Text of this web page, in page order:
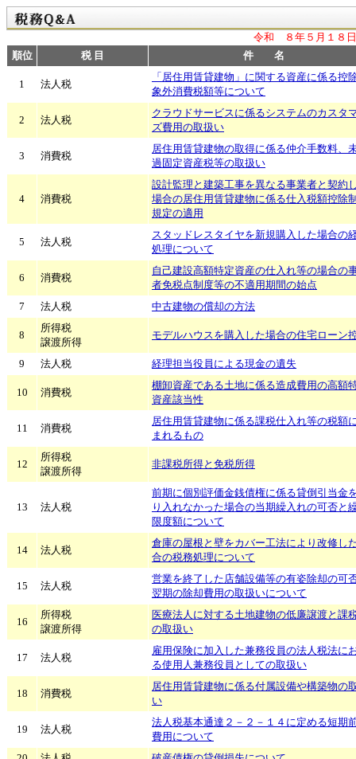
令和 ８年５月１８
順位
税 目 件 名
1 法人税
「居住用賃貸建物」に関する資産に係る控
象外消費税額等について
2 法人税
クラウドサービスに係るシステムのカスタ
ズ費用の取扱い
3 消費税
居住用賃貸建物の取得に係る仲介手数料、
過固定資産税等の取扱い
4 消費税
設計監理と建築工事を異なる事業者と契約
場合の居住用賃貸建物に係る仕入税額控除
規定の適用
5 法人税
スタッドレスタイヤを新規購入した場合の
処理について
6 消費税
自己建設高額特定資産の仕入れ等の場合の
者免税点制度等の不適用期間の始点
7
法人税 中古建物の償却の方法
8
所得税
譲渡所得
モデルハウスを購入した場合の住宅ローン
9 法人税 経理担当役員による現金の遺失
10 消費税
棚卸資産である土地に係る造成費用の高額
資産該当性
11 消費税
居住用賃貸建物に係る課税仕入れ等の税額
まれるもの
12
所得税
譲渡所得
非課税所得と免税所得
13 法人税
前期に個別評価金銭債権に係る貸倒引当金
り入れなかった場合の当期繰入れの可否と
限度額について
14 法人税
倉庫の屋根と壁をカバー工法により改修し
合の税務処理について
15 法人税
営業を終了した店舗設備等の有姿除却の可
翌期の除却費用の取扱いについて
16
所得税
譲渡所得
医療法人に対する土地建物の低廉譲渡と課
の取扱い
17 法人税
雇用保険に加入した兼務役員の法人税法に
る使用人兼務役員としての取扱い
18 消費税
居住用賃貸建物に係る付属設備や構築物の
い
19 法人税
法人税基本通達２－２－１４に定める短期
費用について